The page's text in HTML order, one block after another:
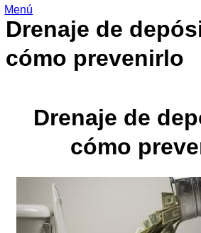
Drenaje de
cómo prevenirlo
Menú
Drenaje de
cómo